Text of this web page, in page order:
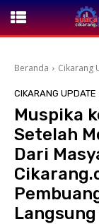
Beranda Cikarang
CIKARANG UPDATE
Muspika
Setelah
Dari